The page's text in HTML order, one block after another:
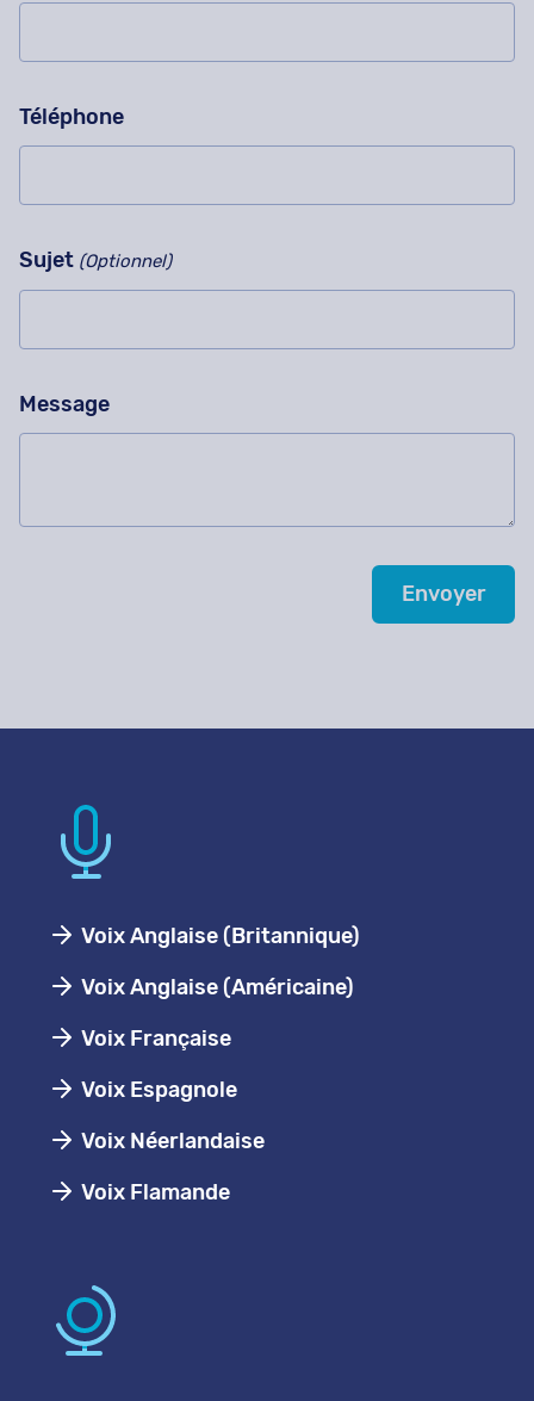
Téléphone
Sujet (Optionnel)
Message
Voix Anglaise (Britannique)
Voix Anglaise (Américaine)
Voix Française
Voix Espagnole
Voix Néerlandaise
Voix Flamande